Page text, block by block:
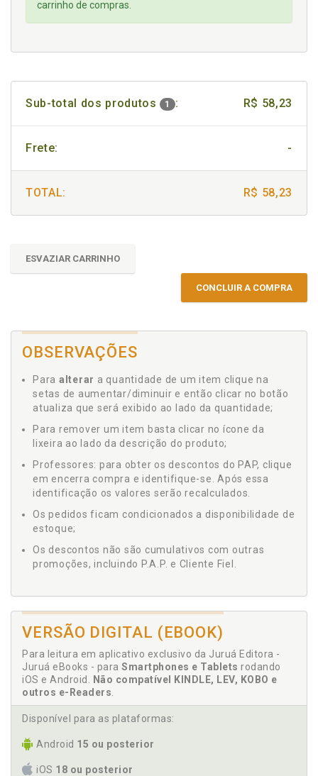
carrinho de compras.
Sub-total dos produtos 1 : R$ 58,23
Frete: -
TOTAL: R$ 58,23
ESVAZIAR CARRINHO
CONCLUIR A COMPRA
OBSERVAÇÕES
Para alterar a quantidade de um item clique na
setas de aumentar/diminuir e então clicar no botão
atualiza que será exibido ao lado da quantidade;
Para remover um item basta clicar no ícone da
lixeira ao lado da descrição do produto;
Professores: para obter os descontos do PAP, clique
em encerra compra e identifique-se. Após essa
identificação os valores serão recalculados.
Os pedidos ficam condicionados a disponibilidade de
estoque;
Os descontos não são cumulativos com outras
promoções, incluindo P.A.P. e Cliente Fiel.
VERSÃO DIGITAL (EBOOK)
Para leitura em aplicativo exclusivo da Juruá Editora -
Juruá eBooks - para Smartphones e Tablets rodando
iOS e Android.
Não compatível KINDLE, LEV, KOBO e
outros e-Readers
Disponível para as plataformas:
Android 15 ou posterior
iOS 18 ou posterior